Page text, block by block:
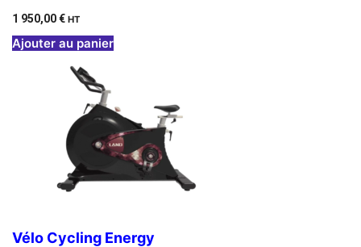
1 950,00€ HT
Ajouter au panier
Vélo Cycling Energy